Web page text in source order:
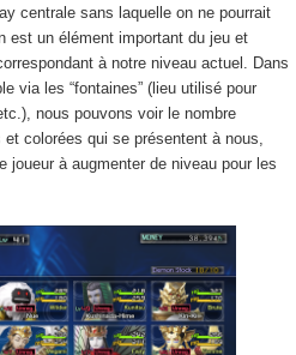
centrale sans laquelle on ne pourrait
est un élément important du jeu et
à notre niveau actuel. Dans
via les “fontaines” (lieu utilisé pour
nous pouvons voir le nombre
colorées qui se présentent à nous,
joueur à augmenter de niveau pour les